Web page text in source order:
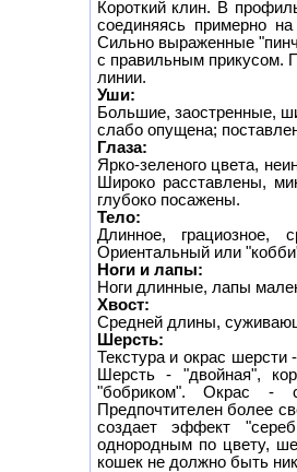
Короткий клин. В
соединяясь примерно
Сильно выраженные
с правильным прикусом.
линии.
Уши:
Большие, заостренные,
слабо опущена;
Глаза:
Ярко-зеленого цвета,
Широко расставлены,
глубоко посажены.
Тело:
Длинное, грациозное,
Ориентальный или
Ноги и лапы:
Ноги длинные, лапы
Хвост:
Средней длины,
Шерсть:
Текстура и окрас
Шерсть - "двойная",
"бобриком". Окрас -
Предпочтителен более
создает эффект
однородным по цвету,
кошек не должно быть